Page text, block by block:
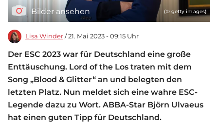
Bilder ansehen (© getty images)
Lisa Winder / 21. Mai 2023 - 09:15 Uhr
Der ESC 2023 war für Deutschland eine große
Enttäuschung. Lord of the Los traten mit dem
Song „Blood & Glitter“ an und belegten den
letzten Platz. Nun meldet sich eine wahre ESC-
Legende dazu zu Wort. ABBA-Star Björn Ulvaeus
hat einen guten Tipp für Deutschland.